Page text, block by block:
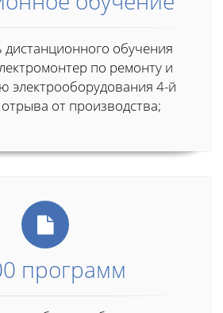
обучения
по ремонту и
электрооборудования 4-й
от производства;
программ